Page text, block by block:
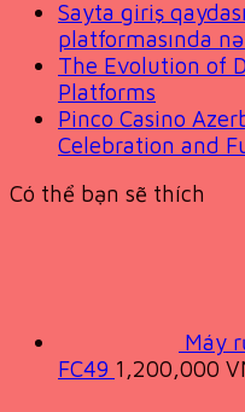
Sayta giriş
platformasında
The Evolution of
Platforms
Pinco Casino
Celebration and
Có thể bạn sẽ thích
Máy
FC49 1,200,000